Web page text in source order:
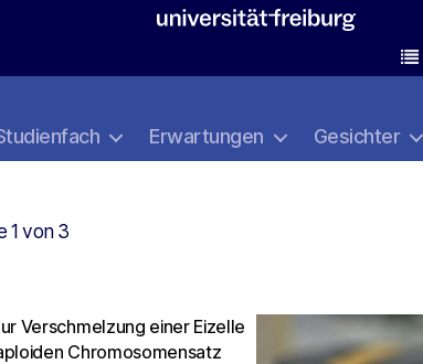
Erwartungen Gesichter
1 von 3
Verschmelzung einer Eizelle
Chromosomensatz